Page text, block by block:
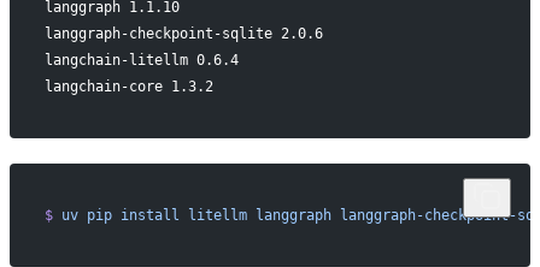
langgraph 1.1.10
langgraph-checkpoint-sqlite 2.0.6
langchain-litellm 0.6.4
langchain-core 1.3.2
$ uv pip install litellm langgraph langgraph-checkpoint-